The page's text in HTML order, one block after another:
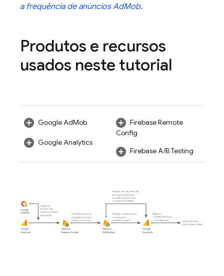
a frequência de anúnciosAdMob.
Produtos e recursos
usados neste tutorial
Google AdMob
Google Analytics
Firebase Remote
Config
Firebase A/B Testing